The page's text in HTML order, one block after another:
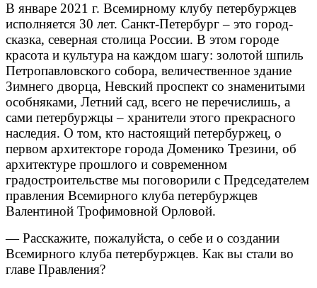
В январе 2021 г. Всемирному клубу петербуржцев
исполняется 30 лет. Санкт-Петербург – это город-
сказка, северная столица России. В этом городе
красота и культура на каждом шагу: золотой шпиль
Петропавловского собора, величественное здание
Зимнего дворца, Невский проспект со знаменитыми
особняками, Летний сад, всего не перечислишь, а
сами петербуржцы – хранители этого прекрасного
наследия. О том, кто настоящий петербуржец, о
первом архитекторе города Доменико Трезини, об
архитектуре прошлого и современном
градостроительстве мы поговорили с Председателем
правления Всемирного клуба петербуржцев
Валентиной Трофимовной Орловой.
— Расскажите, пожалуйста, о себе и о создании
Всемирного клуба петербуржцев. Как вы стали во
главе Правления?